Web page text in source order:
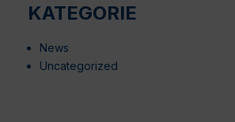
KATEGORIE
News
Uncategorized